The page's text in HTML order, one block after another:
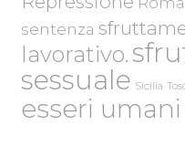
sentenza
lavorativo.
sessuale Sicilia
esseri umani